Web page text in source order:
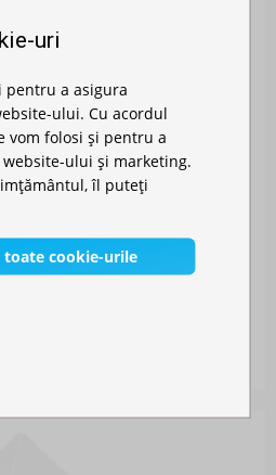
uri
pentru a asigura
ului. Cu acordul
vom folosi și pentru a
ului și marketing.
îl puteți
cookie-urile